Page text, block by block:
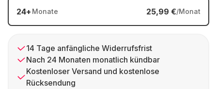
24+ Monate 25,99 €/Monat
14 Tage anfängliche Widerrufsfrist
Nach 24 Monaten monatlich kündbar
Kostenloser Versand und kostenlose
Rücksendung